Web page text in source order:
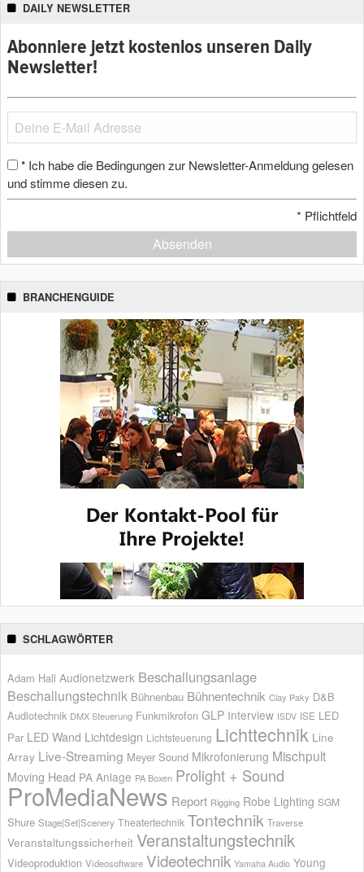
DAILY NEWSLETTER
Abonniere jetzt kostenlos unseren Daily
Newsletter!
* Ich habe die Bedingungen zur Newsletter-Anmeldung gelesen
und stimme diesen zu.
* Pflichtfeld
Absenden
BRANCHENGUIDE
SCHLAGWÖRTER
Adam Hall Audionetzwerk Beschallungsanlage
Beschallungstechnik Bühnenbau Bühnentechnik Clay Paky D&B
Audiotechnik DMX Steuerung Funkmikrofon GLP Interview ISDV ISE LED
Par LED Wand Lichtdesign Lichtsteuerung Lichttechnik Line
Array Live-Streaming Meyer Sound Mikrofonierung Mischpult
Moving Head PA Anlage PA Boxen Prolight + Sound
ProMediaNews Report Rigging Robe Lighting SGM
Shure Stage|Set|Scenery Theatertechnik Tontechnik Traverse
Veranstaltungssicherheit Veranstaltungstechnik
Videoproduktion Videosoftware Videotechnik Yamaha Audio Young